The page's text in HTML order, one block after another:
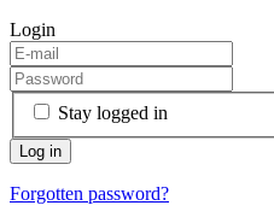
Login
Stay logged in
Forgotten password?